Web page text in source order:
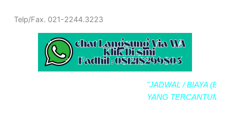
Telp/Fax. 021-2244.3223
"JADWAL / BIAYA
YANG TERCANTUM